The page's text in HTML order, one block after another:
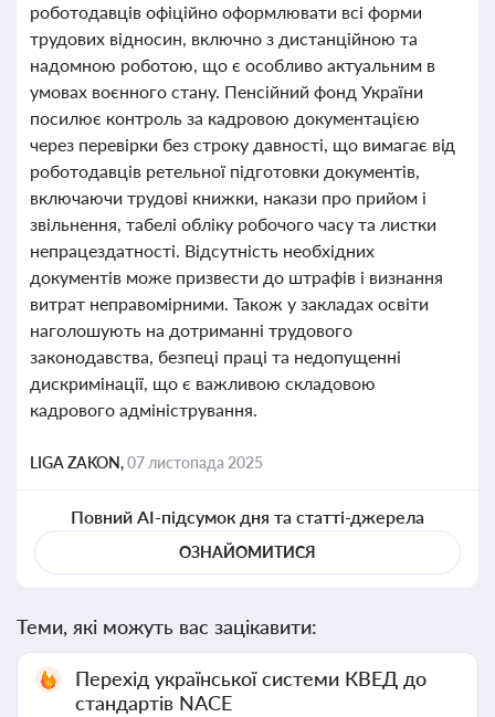
роботодавців офіційно оформлювати всі форми
трудових відносин, включно з дистанційною та
надомною роботою, що є особливо актуальним в
умовах воєнного стану. Пенсійний фонд України
посилює контроль за кадровою документацією
через перевірки без строку давності, що вимагає від
роботодавців ретельної підготовки документів,
включаючи трудові книжки, накази про прийом і
звільнення, табелі обліку робочого часу та листки
непрацездатності. Відсутність необхідних
документів може призвести до штрафів і визнання
витрат неправомірними. Також у закладах освіти
наголошують на дотриманні трудового
законодавства, безпеці праці та недопущенні
дискримінації, що є важливою складовою
кадрового адміністрування.
LIGA ZAKON,07 листопада 2025
Повний AI-підсумок дня та статті-джерела
ОЗНАЙОМИТИСЯ
Теми, які можуть вас зацікавити:
Перехід української системи КВЕД до
стандартів NACE